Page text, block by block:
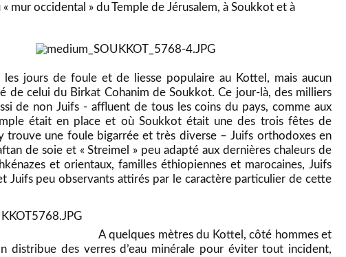
« mur occidental » du Temple de Jérusalem, à Soukkot et à
les jours de foule et de liesse populaire au Kottel, mais aucun
de celui du Birkat Cohanim de Soukkot. Ce jour-là, des milliers
de non Juifs - affluent de tous les coins du pays, comme aux
était en place et où Soukkot était une des trois fêtes de
trouve une foule bigarrée et très diverse – Juifs orthodoxes en
de soie et « Streimel » peu adapté aux dernières chaleurs de
et orientaux, familles éthiopiennes et marocaines, Juifs
Juifs peu observants attirés par le caractère particulier de cette
A quelques mètres du Kottel, côté hommes et
distribue des verres d’eau minérale pour éviter tout incident,